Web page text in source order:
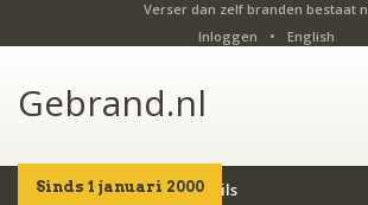
Verser dan zelf branden bestaat
Inloggen
• English
Gebrand.nl
Sinds 1 januari 2000
Home Producten Details